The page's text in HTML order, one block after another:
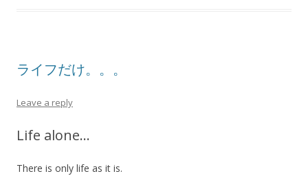
ライフだけ。。。
Leave a reply
Life alone…
There is only life as it is.